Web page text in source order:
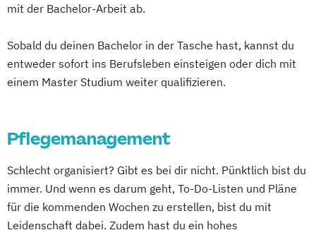
mit der Bachelor-Arbeit ab.
Sobald du deinen Bachelor in der Tasche hast, kannst du
entweder sofort ins Berufsleben einsteigen oder dich mit
einem Master Studium weiter qualifizieren.
Pflegemanagement
Schlecht organisiert? Gibt es bei dir nicht. Pünktlich bist du
immer. Und wenn es darum geht, To-Do-Listen und Pläne
für die kommenden Wochen zu erstellen, bist du mit
Leidenschaft dabei. Zudem hast du ein hohes